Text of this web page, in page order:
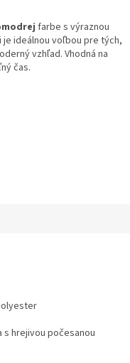
farbe s výraznou
je ideálnou voľbou pre tých,
vzhľad. Vhodná na
čas.
hrejivou počesanou